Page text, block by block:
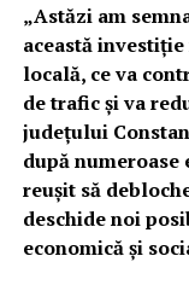
„Astăzi am
această
locală, ce va
de trafic și va
județului
după
reușit să
deschide noi
economică și